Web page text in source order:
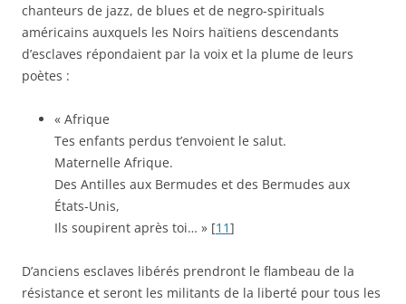
chanteurs de jazz, de blues et de negro-spirituals
américains auxquels les Noirs haïtiens descendants
d’esclaves répondaient par la voix et la plume de leurs
poètes :
« Afrique
Tes enfants perdus t’envoient le salut.
Maternelle Afrique.
Des Antilles aux Bermudes et des Bermudes aux
États-Unis,
Ils soupirent après toi… » [11]
D’anciens esclaves libérés prendront le flambeau de la
résistance et seront les militants de la liberté pour tous les